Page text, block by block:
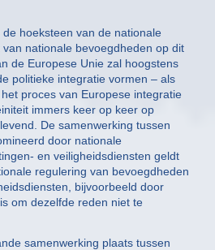
hoeksteen van de nationale
nationale bevoegdheden op dit
de Europese Unie zal hoogstens
politieke integratie vormen – als
proces van Europese integratie
immers keer op keer op
De samenwerking tussen
door nationale
en veiligheidsdiensten geldt
regulering van bevoegdheden
bijvoorbeeld door
om dezelfde reden niet te
samenwerking plaats tussen